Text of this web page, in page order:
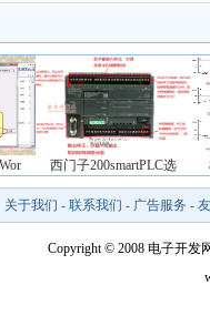
西门子200smartPLC选
关于我们 - 联系我们 - 广告服务 -
Copyright © 2008 电子开发